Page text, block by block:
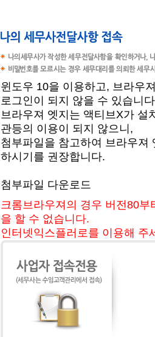
윈도우 10을 이용하고, 브라우
로그인이 되지 않을 수 있습니
브라우져 엣지는 액티브X가 설
관등의 이용이 되지 않으니,
첨부파일을 참고하여 브라우져
하시기를 권장합니다.
첨부파일 다운로드
크롬브라우져의 경우 버전80
을 할 수 없습니다.
인터넷익스플러로를 이용해 주